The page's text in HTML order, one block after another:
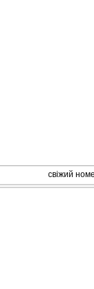
свіжий